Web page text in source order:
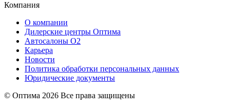
Компания
О компании
Дилерские центры Оптима
Автосалоны О2
Карьера
Новости
Политика обработки персональных данных
Юридические документы
© Оптима 2026 Все права защищены